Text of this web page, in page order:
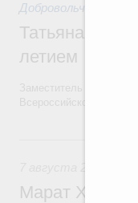
Добровольчество
Татьяна
летием
Заместитель
Марат